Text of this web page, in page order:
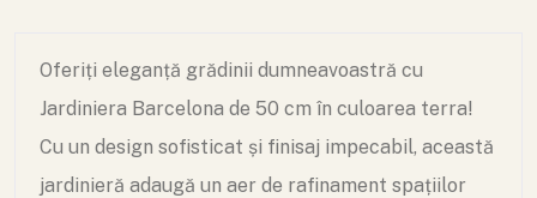
Oferiți eleganță grădinii dumneavoastră cu
Jardiniera Barcelona de 50 cm în culoarea terra!
Cu un design sofisticat și finisaj impecabil, această
jardinieră adaugă un aer de rafinament spațiilor